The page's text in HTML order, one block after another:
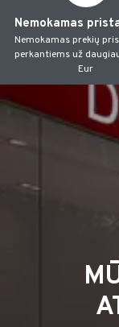
Nemokamas
Nemokamas prekių
perkantiems už
Eur